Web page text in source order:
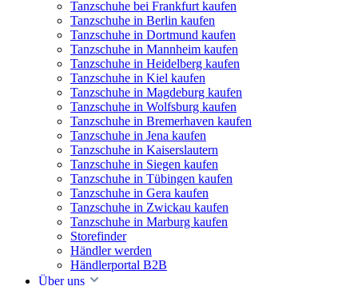
Tanzschuhe bei Frankfurt kaufen
Tanzschuhe in Berlin kaufen
Tanzschuhe in Dortmund kaufen
Tanzschuhe in Mannheim kaufen
Tanzschuhe in Heidelberg kaufen
Tanzschuhe in Kiel kaufen
Tanzschuhe in Magdeburg kaufen
Tanzschuhe in Wolfsburg kaufen
Tanzschuhe in Bremerhaven kaufen
Tanzschuhe in Jena kaufen
Tanzschuhe in Kaiserslautern
Tanzschuhe in Siegen kaufen
Tanzschuhe in Tübingen kaufen
Tanzschuhe in Gera kaufen
Tanzschuhe in Zwickau kaufen
Tanzschuhe in Marburg kaufen
Storefinder
Händler werden
Händlerportal B2B
Über uns